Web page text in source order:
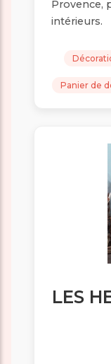
Provence,
intérieurs.
Panier de
LES